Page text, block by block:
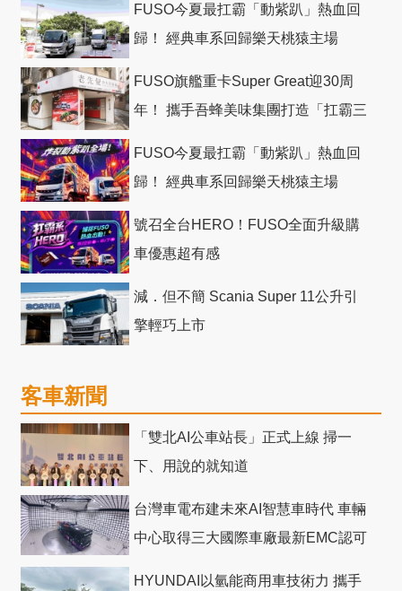
FUSO今夏最扛霸「動紫趴」熱血回
歸！ 經典車系回歸樂天桃猿主場
FUSO旗艦重卡Super Great迎30周
年！ 攜手吾蜂美味集團打造「扛霸三
FUSO今夏最扛霸「動紫趴」熱血回
歸！ 經典車系回歸樂天桃猿主場
號召全台HERO！FUSO全面升級購
車優惠超有感
減．但不簡 Scania Super 11公升引
擎輕巧上市
客車新聞
「雙北AI公車站長」正式上線 掃一
下、用說的就知道
台灣車電布建未來AI智慧車時代 車輛
中心取得三大國際車廠最新EMC認可
HYUNDAI以氫能商用車技術力 攜手